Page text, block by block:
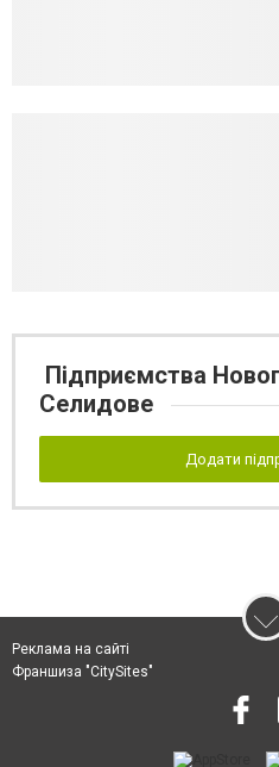
Підприємства
Селидове
Додати
Реклама на сайті
Франшиза "CitySites"